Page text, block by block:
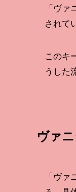
「ヴ
されて
このキ
うした
ヴァ
「ヴ